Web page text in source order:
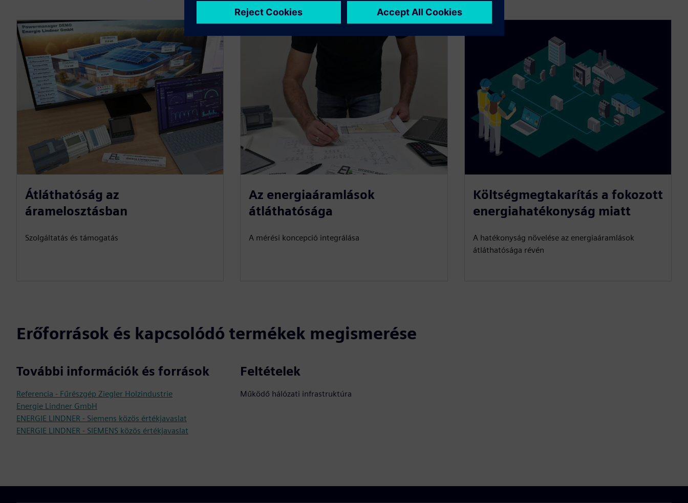
Átláthatóság az
áramelosztásban
Szolgáltatás és támogatás
Az energiaáramlások
átláthatósága
A mérési koncepció integrálása
Költségmegtakarítás a fokozott
energiahatékonyság miatt
A hatékonyság növelése az energiaáramlások
átláthatósága révén
Erőforrások és kapcsolódó termékek megismerése
További információk és források
Referencia - Fűrészgép Ziegler Holzindustrie
Energie Lindner GmbH
ENERGIE LINDNER - Siemens közös értékjavaslat
ENERGIE LINDNER - SIEMENS közös értékjavaslat
Feltételek
Működő hálózati infrastruktúra